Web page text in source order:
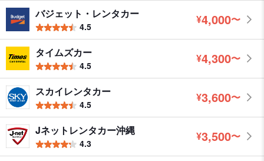
バジェット・レンタカー
4.5
¥4,000 円
〜
タイムズカー
4.5
¥4,300 円
〜
スカイレンタカー
4.5
¥3,600 円
〜
Jネットレンタカー沖縄
4.3
¥3,500 円
〜